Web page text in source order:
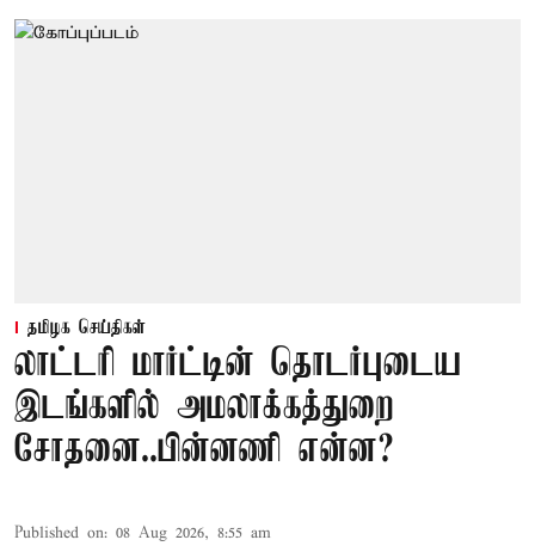
தமிழக செய்திகள்
லாட்டரி மார்ட்டின் தொடர்புடைய
இடங்களில் அமலாக்கத்துறை
சோதனை..பின்னணி என்ன?
Published on: 08 Aug 2026, 8:55 am